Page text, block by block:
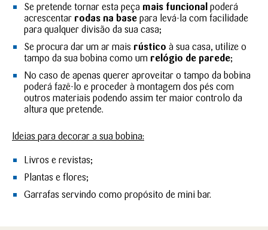
Se pretende tornar esta peça mais funcional poderá
acrescentar rodas na base para levá-la com facilidade
para qualquer divisão da sua casa;
Se procura dar um ar mais rústico à sua casa, utilize o
tampo da sua bobina como um relógio de parede;
No caso de apenas querer aproveitar o tampo da bobina
poderá fazê-lo e proceder à montagem dos pés com
outros materiais podendo assim ter maior controlo da
altura que pretende.
Ideias para decorar a sua bobina:
Livros e revistas;
Plantas e flores;
Garrafas servindo como propósito de mini bar.